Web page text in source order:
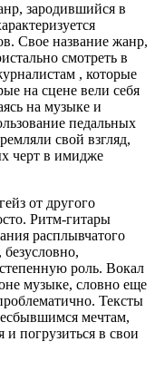
зародившийся в
Свое название жанр,
смотреть в
, которые
на сцене вели себя
на музыке и
педальных
свой взгляд,
черт в имидже
от другого
Ритм-гитары
расплывчатого
роль. Вокал
музыке, словно еще
Тексты
мечтам,
и погрузиться в свои